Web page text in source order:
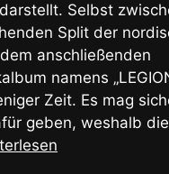
darstellt. Selbst
Split der
anschließenden
namens
Zeit. Es mag
geben, weshalb